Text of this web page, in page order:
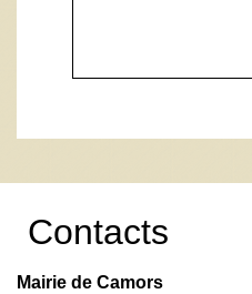
Contacts
Mairie de Camors